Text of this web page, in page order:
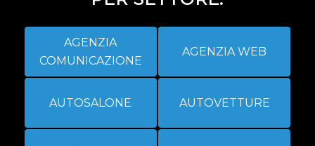
AGENZIA
COMUNICAZIONE
AGENZIA WEB
AUTOSALONE AUTOVETTURE